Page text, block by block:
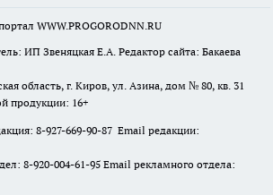
WWW.PROGORODNN.RU
ИП Звеняцкая Е.А. Редактор сайта: Бакаева
область, г. Киров, ул. Азина, дом № 80, кв. 31
продукции: 16+
8-927-669-90-87 Email редакции:
8-920-004-61-95 Email рекламного отдела: